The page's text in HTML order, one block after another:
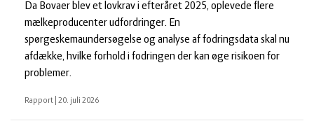
Da Bovaer blev et lovkrav i efteråret 2025, oplevede flere
mælkeproducenter udfordringer. En
spørgeskemaundersøgelse og analyse af fodringsdata skal nu
afdække, hvilke forhold i fodringen der kan øge risikoen for
problemer.
Rapport 20. juli 2026